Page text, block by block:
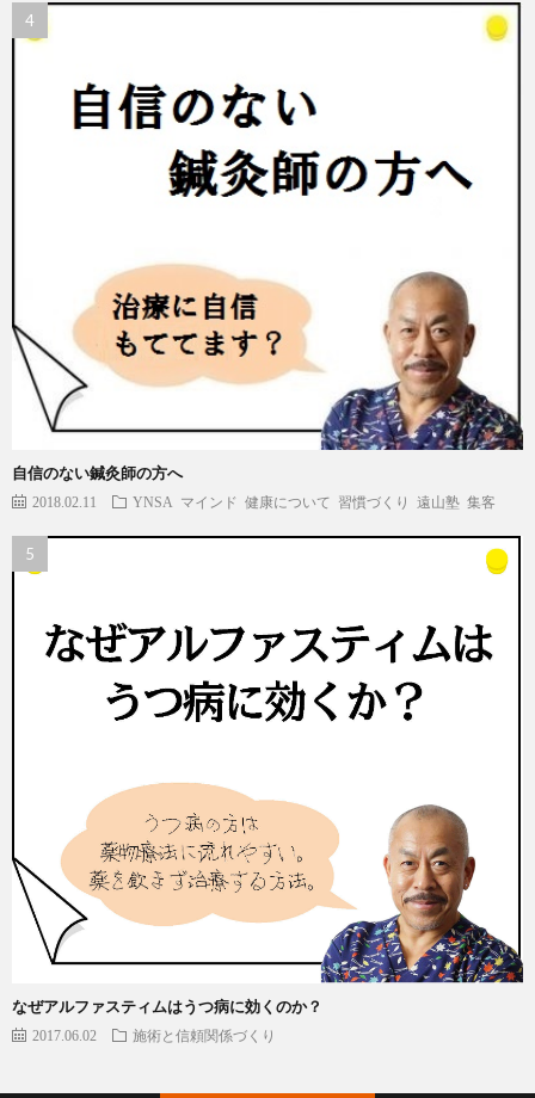
自信のない鍼灸師の方へ
2018.02.11 YNSA マインド 健康について 習慣づくり 遠山塾 集客
なぜアルファスティムはうつ病に効くのか？
2017.06.02 施術と信頼関係づくり